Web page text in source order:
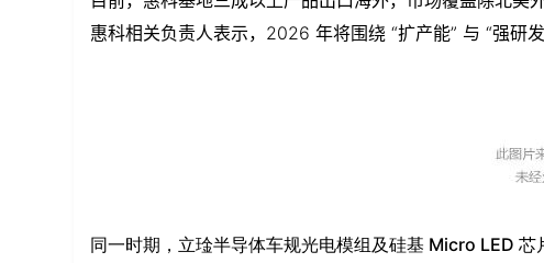
惠科相关负责人表示，2026 年将围绕 “扩产能” 与 “强研
同一时期，立琻半导体车规光电模组及硅基 Micro LED 芯